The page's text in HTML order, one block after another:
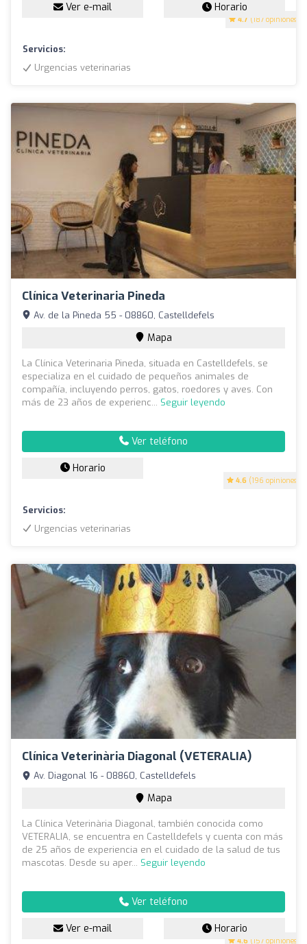
4.7 (187 opiniones)
Ver e-mail Horario
Servicios:
Urgencias veterinarias
Clínica Veterinaria Pineda
4.6 (196 opiniones)
Av. de la Pineda 55 - 08860, Castelldefels
Mapa
La Clínica Veterinaria Pineda, situada en Castelldefels, se
especializa en el cuidado de pequeños animales de
compañía, incluyendo perros, gatos, roedores y aves. Con
más de 23 años de experienc... Seguir leyendo
Ver teléfono
Horario
Servicios:
Urgencias veterinarias
Clínica Veterinària Diagonal (VETERALIA)
4.6 (157 opiniones)
Av. Diagonal 16 - 08860, Castelldefels
Mapa
La Clínica Veterinària Diagonal, también conocida como
VETERALIA, se encuentra en Castelldefels y cuenta con más
de 25 años de experiencia en el cuidado de la salud de tus
mascotas. Desde su aper... Seguir leyendo
Ver teléfono
Ver e-mail Horario